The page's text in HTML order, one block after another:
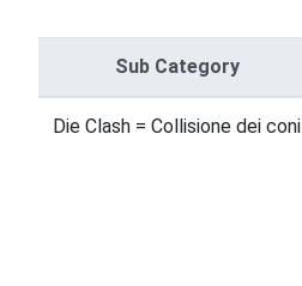
Sub Category
Die Clash = Collisione dei coni